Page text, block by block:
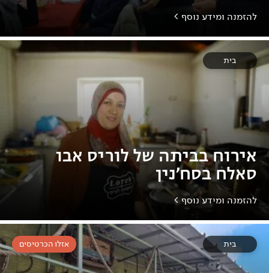
להזמנה ומידע נוסף >
בית
אירוח בביתה של לוריס אבו
סאלח בסח'נין
להזמנה ומידע נוסף >
בית אזלו הכרטיסים